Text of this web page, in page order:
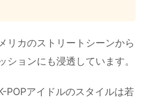
リカのストリートシーンから
ョンにも浸透しています。
POPアイドルのスタイルは若